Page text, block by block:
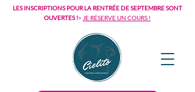
LES INSCRIPTIONS POUR LA RENTRÉE DE SEPTEMBRE SONT
OUVERTES !> JE RÉSERVE UN COURS !